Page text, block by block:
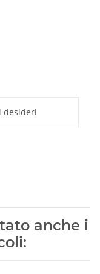
desideri
anche i